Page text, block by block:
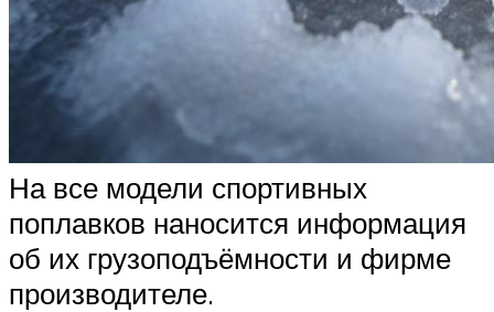
На все модели спортивных
поплавков наносится информация
об их грузоподъёмности и фирме
производителе.